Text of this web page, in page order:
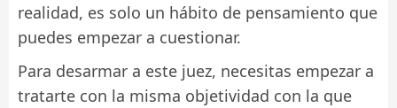
realidad, es solo un hábito de pensamiento que
puedes empezar a cuestionar.
Para desarmar a este juez, necesitas empezar a
tratarte con la misma objetividad con la que